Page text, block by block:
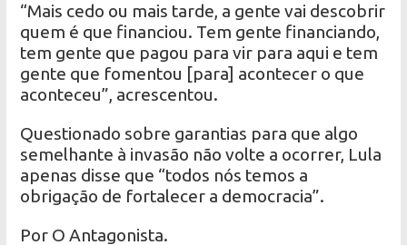
“Mais cedo ou mais tarde, a gente vai descobrir
quem é que financiou. Tem gente financiando,
tem gente que pagou para vir para aqui e tem
gente que fomentou [para] acontecer o que
aconteceu”, acrescentou.
Questionado sobre garantias para que algo
semelhante à invasão não volte a ocorrer, Lula
apenas disse que “todos nós temos a
obrigação de fortalecer a democracia”.
Por O Antagonista.